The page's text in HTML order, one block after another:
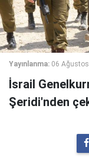
Yayınlanma: 06
İsrail
Şeridi'nden